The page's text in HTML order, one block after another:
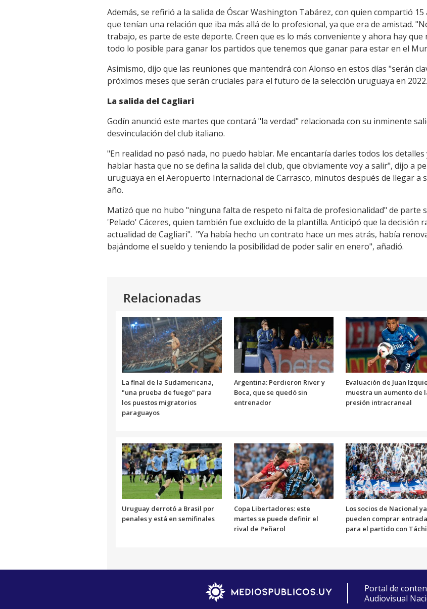
Además, se refirió a la salida de Óscar Washington Tabárez, con quien compartió
que tenían una relación que iba más allá de lo profesional, ya que era de amistad.
trabajo, es parte de este deporte. Creen que es lo más conveniente y ahora hay
todo lo posible para ganar los partidos que tenemos que ganar para estar en el
Asimismo, dijo que las reuniones que mantendrá con Alonso en estos días "serán
próximos meses que serán cruciales para el futuro de la selección uruguaya en 2022.
La salida del Cagliari
Godín anunció este martes que contará "la verdad" relacionada con su inminente
desvinculación del club italiano.
"En realidad no pasó nada, no puedo hablar. Me encantaría darles todos los
hablar hasta que no se defina la salida del club, que obviamente voy a salir", dijo a
uruguaya en el Aeropuerto Internacional de Carrasco, minutos después de llegar a
año.
Matizó que no hubo "ninguna falta de respeto ni falta de profesionalidad" de parte
'Pelado' Cáceres, quien también fue excluido de la plantilla. Anticipó que la decisión
actualidad de Cagliari". "Ya había hecho un contrato hace un mes atrás, había
bajándome el sueldo y teniendo la posibilidad de poder salir en enero", añadió.
Relacionadas
La final de la Sudamericana,
"una prueba de fuego" para
los puestos migratorios
paraguayos
Argentina: Perdieron River y
Boca, que se quedó sin
entrenador
Evaluación de Juan
muestra un aumento de
presión intracraneal
Uruguay derrotó a Brasil por
penales y está en semifinales
Copa Libertadores: este
martes se puede definir el
rival de Peñarol
Los socios de Nacional ya
pueden comprar
para el partido con
Portal de
Audiovisual